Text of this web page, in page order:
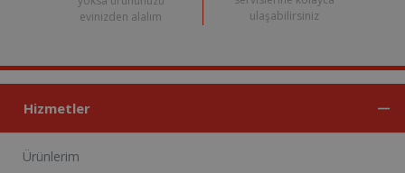
evinizden alalım
ulaşabilirsiniz
Hizmetler
Ürünlerim